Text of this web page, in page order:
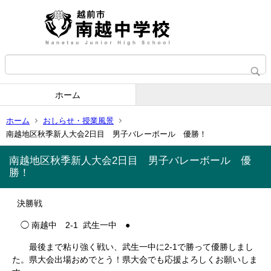
ホーム
ホーム
おしらせ・授業風景
南越地区秋季新人大会2日目 男子バレーボール 優勝！
南越地区秋季新人大会2日目 男子バレーボール 優
勝！
決勝戦
◯ 南越中 2-1 武生一中 ●
最後まで粘り強く戦い、武生一中に2-1で勝って優勝しまし
た。県大会出場おめでとう！県大会でも応援よろしくお願いしま